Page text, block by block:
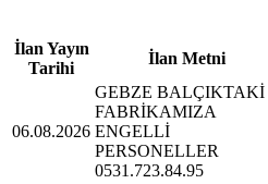
İlan Yayın
Tarihi
İlan Metni
06.08.2026
GEBZE BALÇIKTAKİ
FABRİKAMIZA
ENGELLİ
PERSONELLER
0531.723.84.95